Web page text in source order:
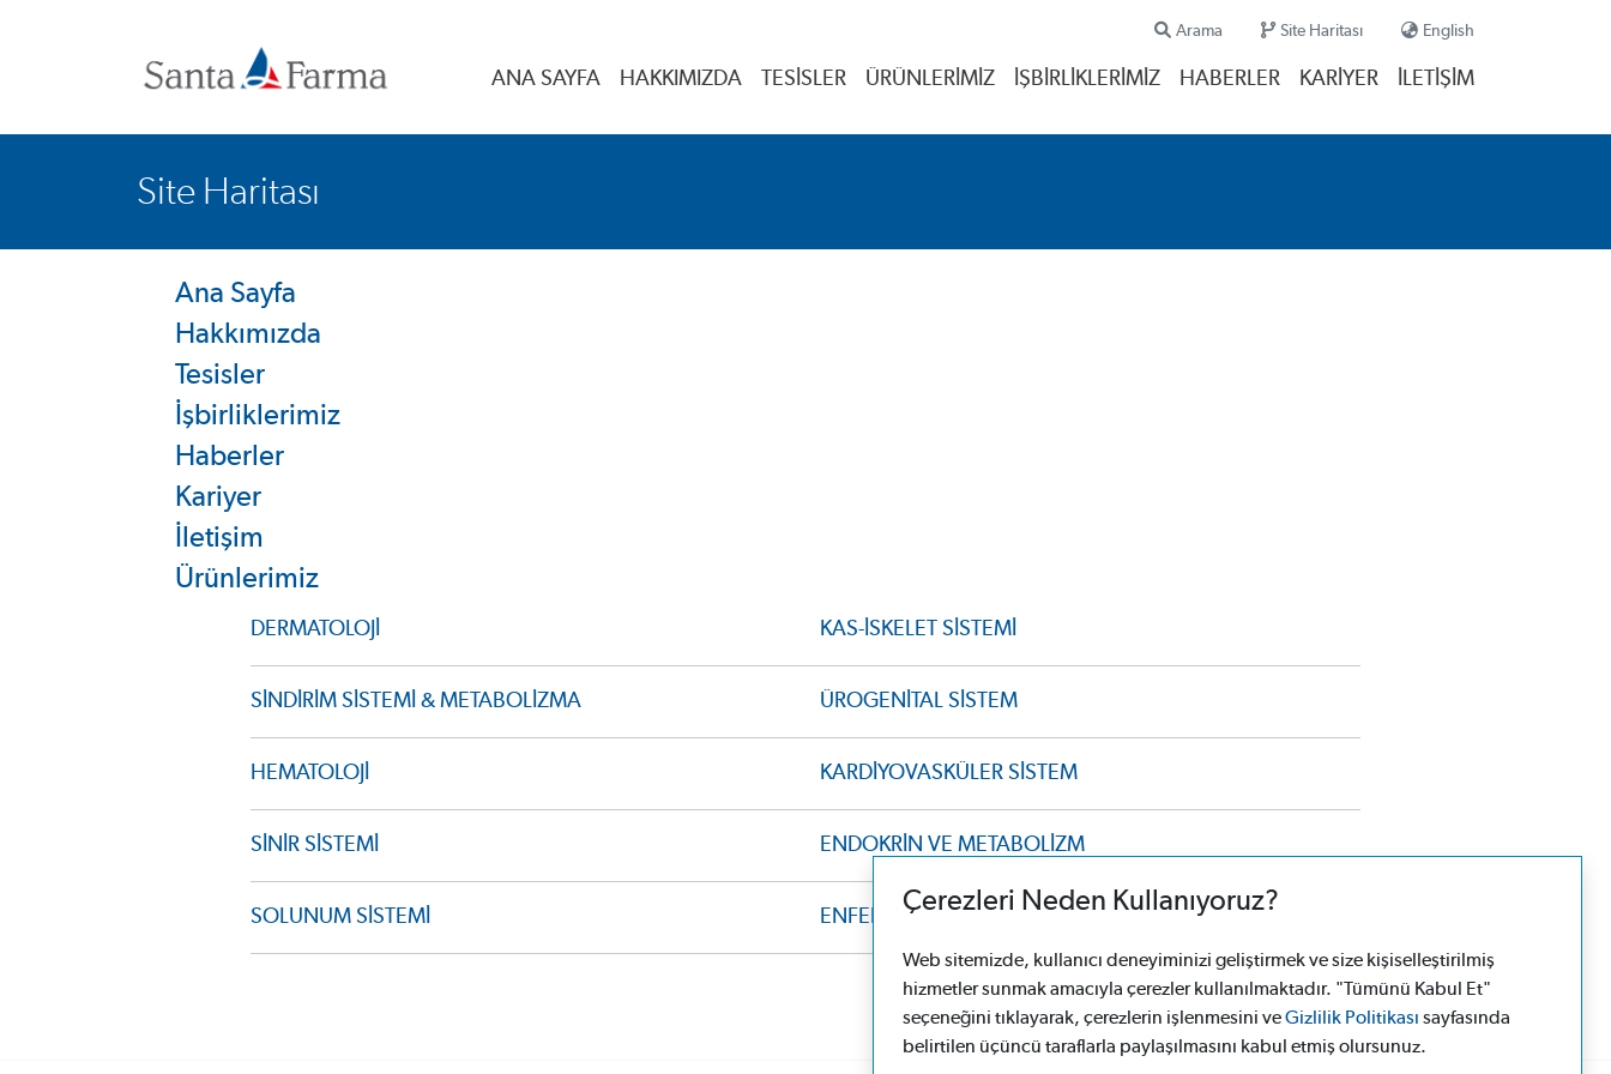
Arama Site Haritası English
ANA SAYFA HAKKIMIZDA TESISLER ÜRÜNLERIMIZ İŞBIRLIKLERIMIZ HABERLER KARIYER İLETIŞIM
Site Haritası
Ana Sayfa
Hakkımızda
Tesisler
İşbirliklerimiz
Haberler
Kariyer
İletişim
Ürünlerimiz
DERMATOLOJİ KAS-İSKELET SİSTEMİ
SİNDİRİM SİSTEMİ & METABOLİZMA ÜROGENİTAL SİSTEM
HEMATOLOJİ KARDİYOVASKÜLER SİSTEM
SİNİR SİSTEMİ ENDOKRİN VE METABOLİZM
SOLUNUM SİSTEMİ ENFEKSİYON HASTALIKLARI
Çerezleri Neden Kullanıyoruz?
Web sitemizde, kullanıcı deneyiminizi geliştirmek ve size kişiselleştirilmiş
hizmetler sunmak amacıyla çerezler kullanılmaktadır. "Tümünü Kabul Et"
seçeneğini tıklayarak, çerezlerin işlenmesini veGizlilik Politikası sayfasında
belirtilen üçüncü taraflarla paylaşılmasını kabul etmiş olursunuz.